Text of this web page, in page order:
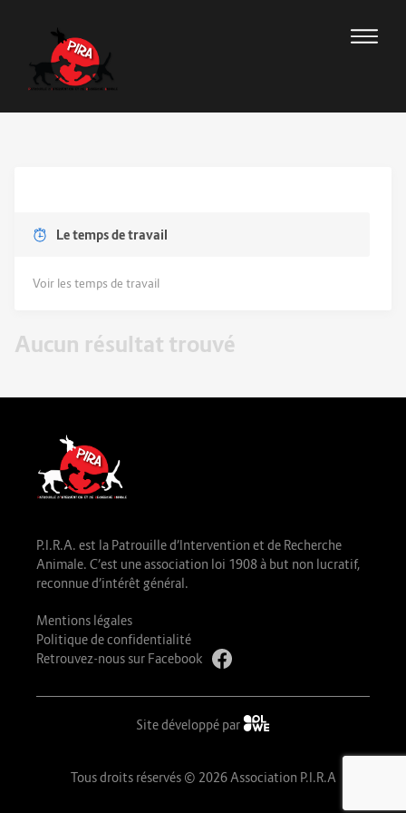
Le temps de travail
Voir les temps de travail
Aucun résultat trouvé
P.I.R.A. est la Patrouille d’Intervention et de Recherche
Animale. C’est une association loi 1908 à but non lucratif,
reconnue d’intérêt général.
Mentions légales
Politique de confidentialité
Retrouvez-nous sur Facebook
Site développé par
Tous droits réservés © 2026 Association P.I.R.A